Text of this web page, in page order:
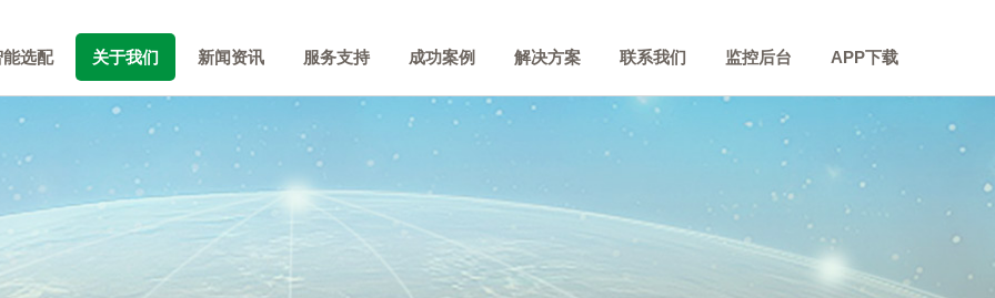
能选配 关于我们 新闻资讯 服务支持 成功案例 解决方案 联系我们 监控后台 APP下载